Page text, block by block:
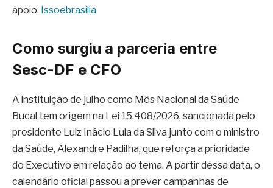
apoio. Issoebrasilia
Como surgiu a parceria entre
Sesc-DF e CFO
A instituição de julho como Mês Nacional da Saúde
Bucal tem origem na Lei 15.408/2026, sancionada pelo
presidente Luiz Inácio Lula da Silva junto com o ministro
da Saúde, Alexandre Padilha, que reforça a prioridade
do Executivo em relação ao tema. A partir dessa data, o
calendário oficial passou a prever campanhas de